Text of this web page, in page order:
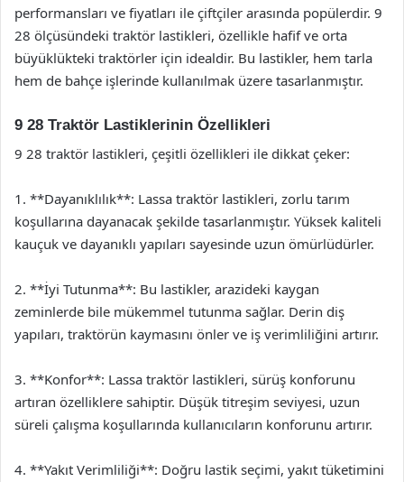
performansları ve fiyatları ile çiftçiler arasında popülerdir. 9
28 ölçüsündeki traktör lastikleri, özellikle hafif ve orta
büyüklükteki traktörler için idealdir. Bu lastikler, hem tarla
hem de bahçe işlerinde kullanılmak üzere tasarlanmıştır.
9 28 Traktör Lastiklerinin Özellikleri
9 28 traktör lastikleri, çeşitli özellikleri ile dikkat çeker:
1. **Dayanıklılık**: Lassa traktör lastikleri, zorlu tarım
koşullarına dayanacak şekilde tasarlanmıştır. Yüksek kaliteli
kauçuk ve dayanıklı yapıları sayesinde uzun ömürlüdürler.
2. **İyi Tutunma**: Bu lastikler, arazideki kaygan
zeminlerde bile mükemmel tutunma sağlar. Derin diş
yapıları, traktörün kaymasını önler ve iş verimliliğini artırır.
3. **Konfor**: Lassa traktör lastikleri, sürüş konforunu
artıran özelliklere sahiptir. Düşük titreşim seviyesi, uzun
süreli çalışma koşullarında kullanıcıların konforunu artırır.
4. **Yakıt Verimliliği**: Doğru lastik seçimi, yakıt tüketimini